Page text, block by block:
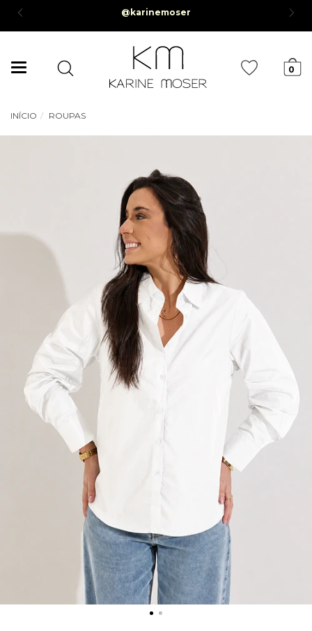
em até 6x sem juros *Parcela mínima de R$50,00*
Mudar
0
INÍCIO ROUPAS